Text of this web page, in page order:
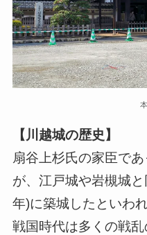
【川越城の歴史】
扇谷上杉氏の家臣であ
が、江戸城や岩槻城
年)に築城したといわ
戦国時代は多くの戦乱